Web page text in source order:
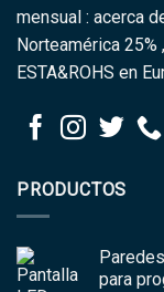
mensual : acerca
Norteamérica 25%
ESTA&ROHS en
PRODUCTOS
para